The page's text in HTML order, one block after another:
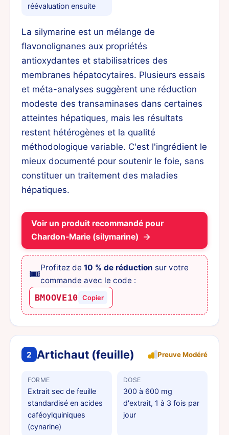
réévaluation ensuite
La silymarine est un mélange de
flavonolignanes aux propriétés
antioxydantes et stabilisatrices des
membranes hépatocytaires. Plusieurs essais
et méta-analyses suggèrent une réduction
modeste des transaminases dans certaines
atteintes hépatiques, mais les résultats
restent hétérogènes et la qualité
méthodologique variable. C'est l'ingrédient le
mieux documenté pour soutenir le foie, sans
constituer un traitement des maladies
hépatiques.
Voir un produit recommandé pour
Chardon-Marie (silymarine)
🎟️Profitez de10 % de réduction sur votre
commande avec le code :
BMOOVE10 Copier
2 Artichaut (feuille) Preuve Modéré
FORME
Extrait sec de feuille
standardisé en acides
caféoylquiniques
(cynarine)
DOSE
300 à 600 mg
d'extrait, 1 à 3 fois par
jour